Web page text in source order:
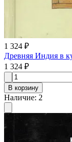
1 324 ₽
Древняя Индия в
1 324 ₽
В корзину
Наличие: 2